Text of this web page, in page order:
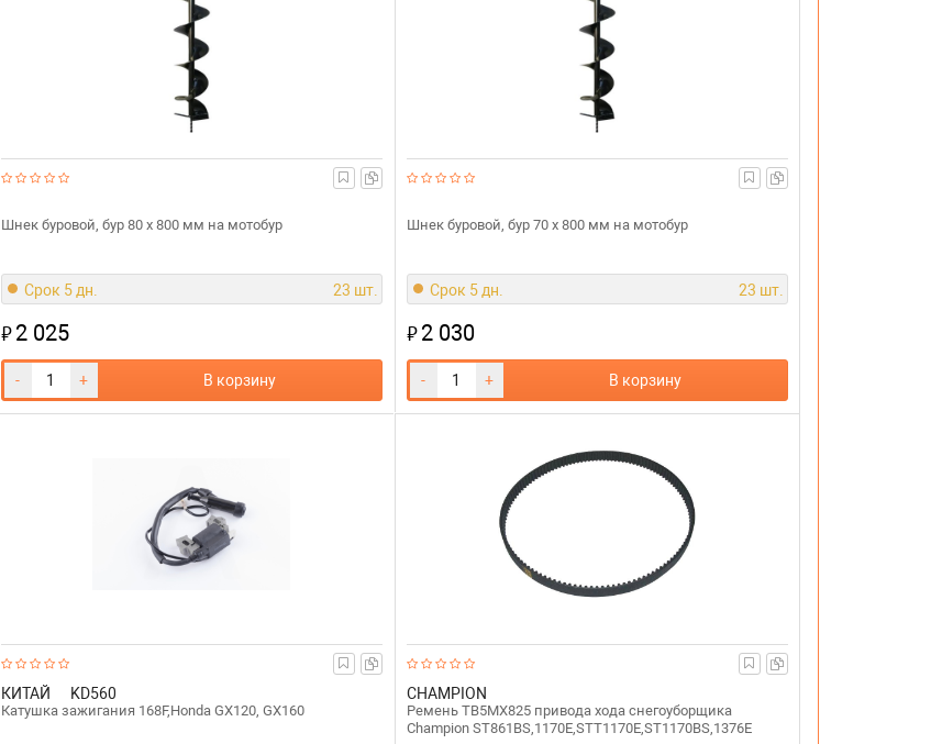
Шнек буровой, бур 80 х 800 мм на мотобур
Срок 5 дн. 23 шт.
₽2 025
- + В корзину
Шнек буровой, бур 70 х 800 мм на мотобур
Срок 5 дн. 23 шт.
₽2 030
- + В корзину
КИТАЙ KD560
Катушка зажигания 168F,Honda GX120, GX160
CHAMPION
Ремень TB5MX825 привода хода снегоуборщика
Champion ST861BS,1170E,STT1170E,ST1170BS,1376Е